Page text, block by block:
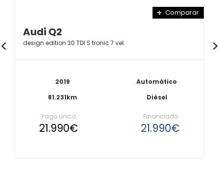
Comparar
Audi Q2
design edition 30 TDI S tronic 7 vel.
2019
81.231km
Automático
Diésel
Pago único
21.990€
Financiado
21.990€